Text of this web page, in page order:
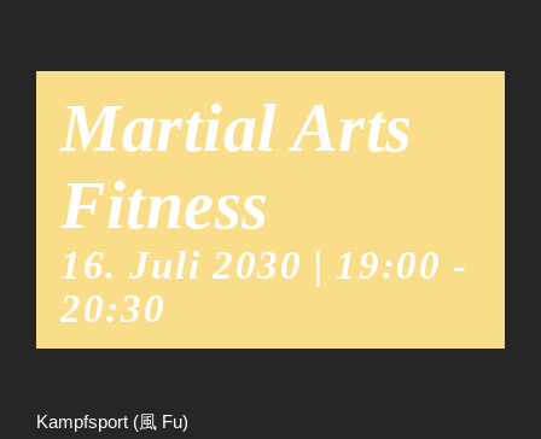
Martial Arts
Fitness
16. Juli 2030 | 19:00 -
20:30
Kampfsport (風 Fu)